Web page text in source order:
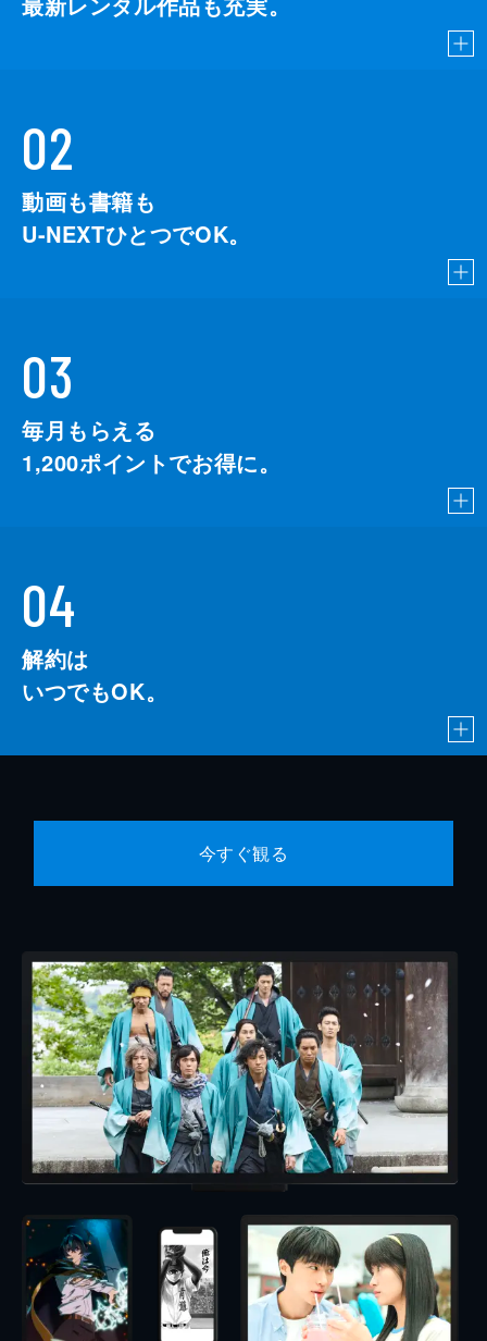
02
動画も書籍も
U-NEXTひとつでOK。
03
毎月もらえる
1,200ポイントでお得に。
04
解約は
いつでもOK。
今すぐ観る